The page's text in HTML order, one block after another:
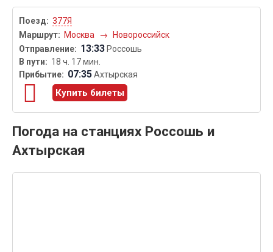
377Я
Москва
→ Новороссийск
13:33 Россошь
18 ч. 17 мин.
07:35Ахтырская
Купить билеты
Погода на станциях Россошь и
Ахтырская